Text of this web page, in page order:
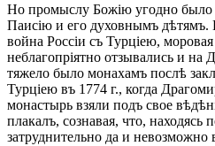
Но промыслу Божію угодно было
Паисію и его духовнымъ дѣтямъ.
война Россіи съ Турціею,
неблагопріятно отзывались и
тяжело было монахамъ послѣ
Турціею въ 1774 г., когда
монастырь взяли подъ свое
плакалъ, сознавая, что, находясь
затруднительно да и невозможно